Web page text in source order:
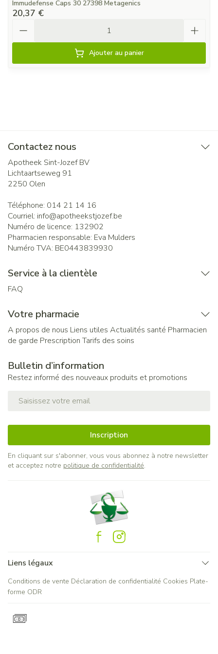
Immudefense Caps 30 27398 Metagenics
20,37 €
Ajouter au panier
Contactez nous
Apotheek Sint-Jozef BV
Lichtaartseweg 91
2250 Olen
Téléphone: 014 21 14 16
Courriel: info@apotheekstjozef.be
Numéro de licence: 132902
Pharmacien responsable: Eva Mulders
Numéro TVA: BE0443839930
Service à la clientèle
FAQ
Votre pharmacie
A propos de nous Liens utiles Actualités santé Pharmacien
de garde Prescription Tarifs des soins
Bulletin d’information
Restez informé des nouveaux produits et promotions
Inscription
En cliquant sur s'abonner, vous vous abonnez à notre newsletter
et acceptez notre politique de confidentialité.
Liens légaux
Conditions de vente Déclaration de confidentialité Cookies Plate-
forme ODR